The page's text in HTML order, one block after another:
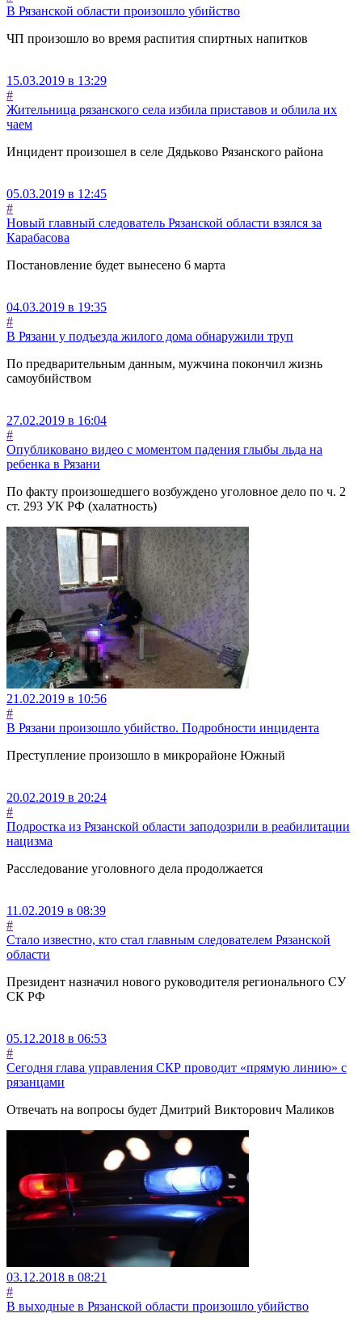
В Рязанской области произошло убийство
ЧП произошло во время распития спиртных напитков
15.03.2019 в 13:29
#
Жительница рязанского села избила приставов и облила их
чаем
Инцидент произошел в селе Дядьково Рязанского района
05.03.2019 в 12:45
#
Новый главный следователь Рязанской области взялся за
Карабасова
Постановление будет вынесено 6 марта
04.03.2019 в 19:35
#
В Рязани у подъезда жилого дома обнаружили труп
По предварительным данным, мужчина покончил жизнь
самоубийством
27.02.2019 в 16:04
#
Опубликовано видео с моментом падения глыбы льда на
ребенка в Рязани
По факту произошедшего возбуждено уголовное дело по ч. 2
ст. 293 УК РФ (халатность)
21.02.2019 в 10:56
#
В Рязани произошло убийство. Подробности инцидента
Преступление произошло в микрорайоне Южный
20.02.2019 в 20:24
#
Подростка из Рязанской области заподозрили в реабилитации
нацизма
Расследование уголовного дела продолжается
11.02.2019 в 08:39
#
Стало известно, кто стал главным следователем Рязанской
области
Президент назначил нового руководителя регионального СУ
СК РФ
05.12.2018 в 06:53
#
Сегодня глава управления СКР проводит «прямую линию» с
рязанцами
Отвечать на вопросы будет Дмитрий Викторович Маликов
03.12.2018 в 08:21
#
В выходные в Рязанской области произошло убийство